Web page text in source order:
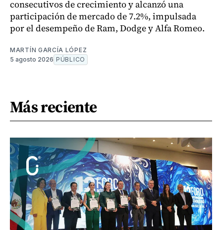
consecutivos de crecimiento y alcanzó una
participación de mercado de 7.2%, impulsada
por el desempeño de Ram, Dodge y Alfa Romeo.
MARTÍN GARCÍA LÓPEZ
5 agosto 2026 PÚBLICO
Más reciente